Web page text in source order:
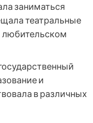
заниматься
театральные
любительском
и
в различных